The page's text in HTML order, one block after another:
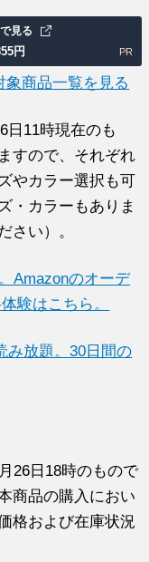
円
見る
PR
象商品一覧を見る
日11時現在のも
すので、それぞれ
やカラー選択も可
・カラーもありま
さい）。
Amazonのオーデ
験はこちら。
み放題。30日間の
26日18時のもので
商品の購入におい
格および在庫状況